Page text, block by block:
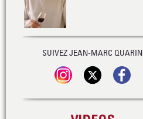
SUIVEZ JEAN-MARC QUARIN